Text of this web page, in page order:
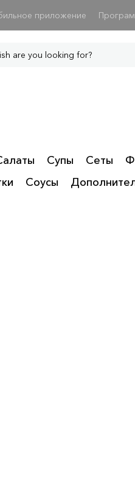
приложение
Супы Сеты
Соусы